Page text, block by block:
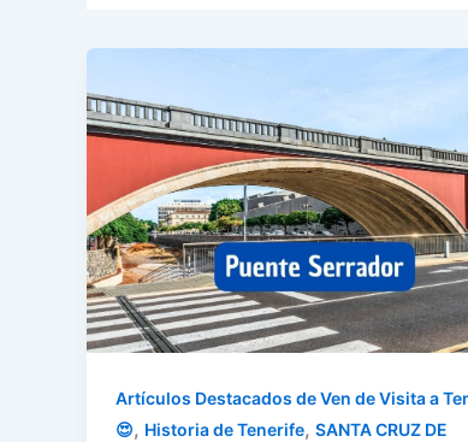
Artículos Destacados de Ven de Visita a
😍, Historia de Tenerife, SANTA CRUZ DE